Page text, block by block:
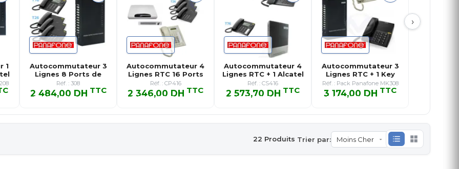
›
1
Autocommutateur 3
Lignes 8 Ports de
Postes …
Réf. : 308
2 484,00 DH TTC
2 484,00 DH TTC
Autocommutateur 4
Lignes RTC 16 Ports
de Pos…
Réf. : CP416
2 346,00 DH TTC
2 346,00 DH TTC
Autocommutateur 4
Lignes RTC + 1 Alcatel
T76…
Réf. : CS416
2 573,70 DH TTC
2 573,70 DH TTC
Autocommutateur 3
Lignes RTC + 1 Key
Télépho…
Réf. : Pack Panafone MK308
3 174,00 DH TTC
3 174,00 DH TTC
Trier par:
22 Produits